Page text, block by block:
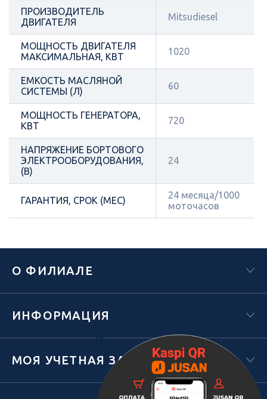
ПРОИЗВОДИТЕЛЬ
ДВИГАТЕЛЯ
Mitsudiesel
МОЩНОСТЬ ДВИГАТЕЛЯ
МАКСИМАЛЬНАЯ, КВТ
1020
ЕМКОСТЬ МАСЛЯНОЙ
СИСТЕМЫ (Л)
60
МОЩНОСТЬ ГЕНЕРАТОРА,
КВТ
720
НАПРЯЖЕНИЕ БОРТОВОГО
ЭЛЕКТРООБОРУДОВАНИЯ,
(В)
24
ГАРАНТИЯ, СРОК (МЕС)
24 месяца/1000
моточасов
Х
О ФИЛИАЛЕ
ИНФОРМАЦИЯ
МОЯ УЧЕТНАЯ ЗАПИСЬ